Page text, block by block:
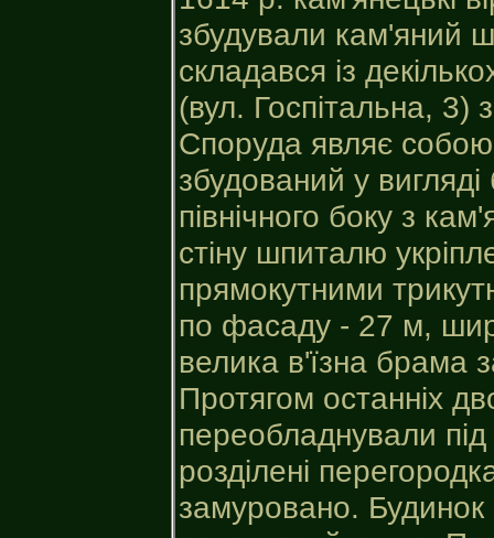
збудували кам'яний
складався із
(вул. Госпітальна, 3)
Споруда являє
збудований у
північного боку з
стіну шпиталю
прямокутними
по фасаду - 27 м,
велика в'їзна брама
Протягом останніх
переобладнували
розділені
замуровано. Будинок